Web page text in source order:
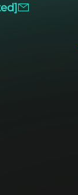
[email protected]